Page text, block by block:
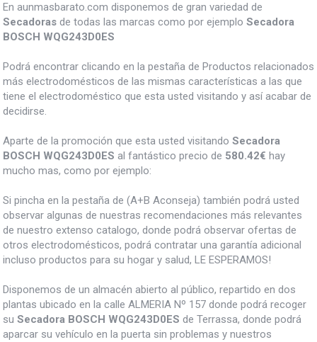
En aunmasbarato.com disponemos de gran variedad de
Secadoras de todas las marcas como por ejemplo Secadora
BOSCH WQG243D0ES
Podrá encontrar clicando en la pestaña de Productos relacionados
más electrodomésticos de las mismas características a las que
tiene el electrodoméstico que esta usted visitando y así acabar de
decidirse.
Aparte de la promoción que esta usted visitando Secadora
BOSCH WQG243D0ES al fantástico precio de 580.42€ hay
mucho mas, como por ejemplo:
Si pincha en la pestaña de (A+B Aconseja) también podrá usted
observar algunas de nuestras recomendaciones más relevantes
de nuestro extenso catalogo, donde podrá observar ofertas de
otros electrodomésticos, podrá contratar una garantía adicional
incluso productos para su hogar y salud, LE ESPERAMOS!
Disponemos de un almacén abierto al público, repartido en dos
plantas ubicado en la calle ALMERIA Nº 157 donde podrá recoger
su Secadora BOSCH WQG243D0ES de Terrassa, donde podrá
aparcar su vehículo en la puerta sin problemas y nuestros